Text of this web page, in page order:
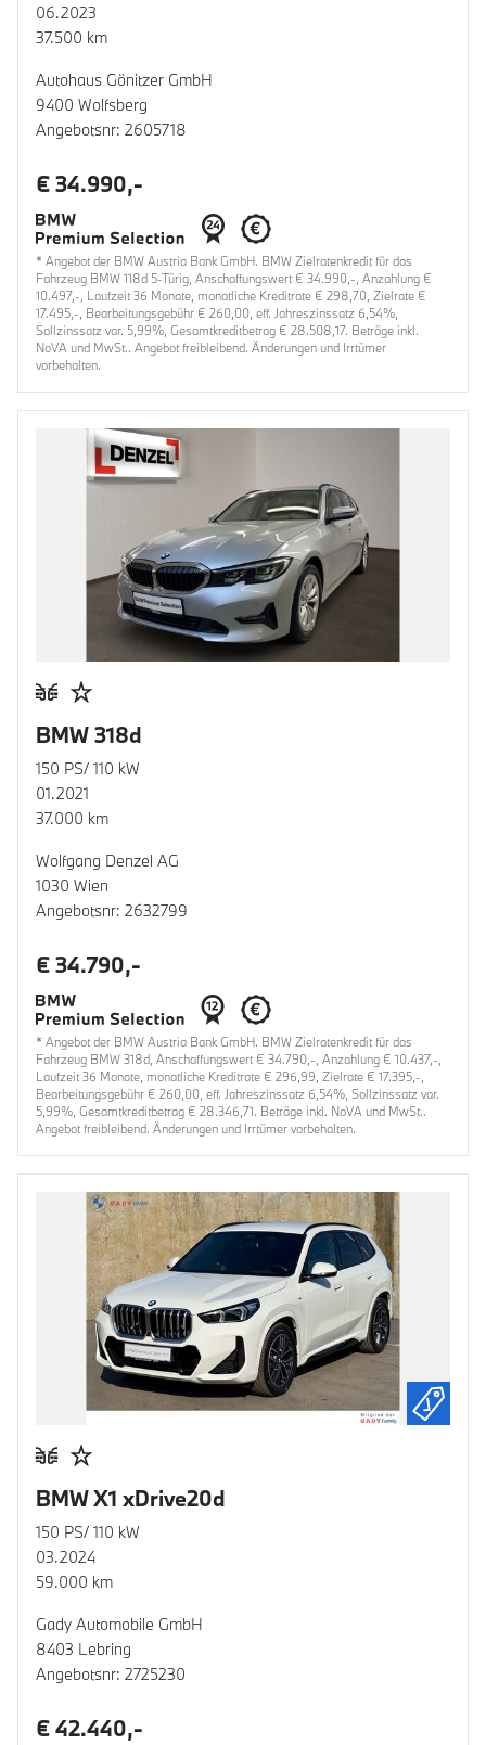
06.2023
37.500 km
Autohaus Gönitzer GmbH
9400 Wolfsberg
Angebotsnr: 2605718
€ 34.990,-
* Angebot der BMW Austria Bank GmbH. BMW Zielratenkredit für das
Fahrzeug BMW 118d 5-Türig, Anschaffungswert € 34.990,-, Anzahlung €
10.497,-, Laufzeit 36 Monate, monatliche Kreditrate € 298,70, Zielrate €
17.495,-, Bearbeitungsgebühr € 260,00, eff. Jahreszinssatz 6,54%,
Sollzinssatz var. 5,99%, Gesamtkreditbetrag € 28.508,17. Beträge inkl.
NoVA und MwSt.. Angebot freibleibend. Änderungen und Irrtümer
vorbehalten.
BMW 318d
150 PS/ 110 kW
01.2021
37.000 km
Wolfgang Denzel AG
1030 Wien
Angebotsnr: 2632799
€ 34.790,-
* Angebot der BMW Austria Bank GmbH. BMW Zielratenkredit für das
Fahrzeug BMW 318d, Anschaffungswert € 34.790,-, Anzahlung € 10.437,-,
Laufzeit 36 Monate, monatliche Kreditrate € 296,99, Zielrate € 17.395,-,
Bearbeitungsgebühr € 260,00, eff. Jahreszinssatz 6,54%, Sollzinssatz var.
5,99%, Gesamtkreditbetrag € 28.346,71. Beträge inkl. NoVA und MwSt..
Angebot freibleibend. Änderungen und Irrtümer vorbehalten.
BMW X1 xDrive20d
150 PS/ 110 kW
03.2024
59.000 km
Gady Automobile GmbH
8403 Lebring
Angebotsnr: 2725230
€ 42.440,-